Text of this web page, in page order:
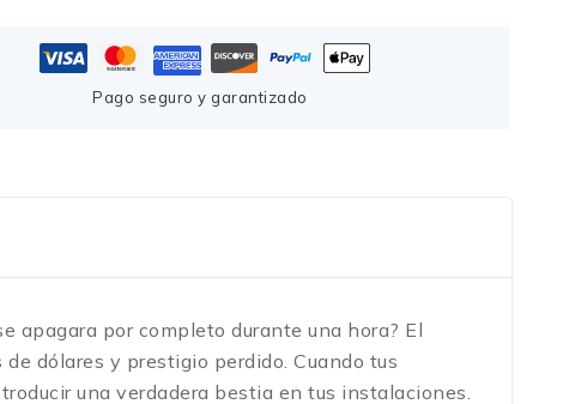
Pago seguro y garantizado
apagara por completo durante una hora? El
dólares y prestigio perdido. Cuando tus
una verdadera bestia en tus instalaciones.